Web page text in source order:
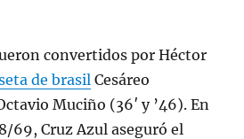
convertidos por Héctor
de brasil Cesáreo
Muciño (36′ y ’46). En
69, Cruz Azul aseguró el